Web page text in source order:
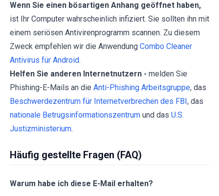
Wenn Sie einen bösartigen Anhang geöffnet haben,
ist Ihr Computer wahrscheinlich infiziert. Sie sollten ihn mit
einem seriösen Antivirenprogramm scannen. Zu diesem
Zweck empfehlen wir die Anwendung Combo Cleaner
Antivirus für Android.
Helfen Sie anderen Internetnutzern - melden Sie
Phishing-E-Mails an die Anti-Phishing Arbeitsgruppe, das
Beschwerdezentrum für Internetverbrechen des FBI, das
nationale Betrugsinformationszentrum und das U.S.
Justizministerium.
Häufig gestellte Fragen (FAQ)
Warum habe ich diese E-Mail erhalten?